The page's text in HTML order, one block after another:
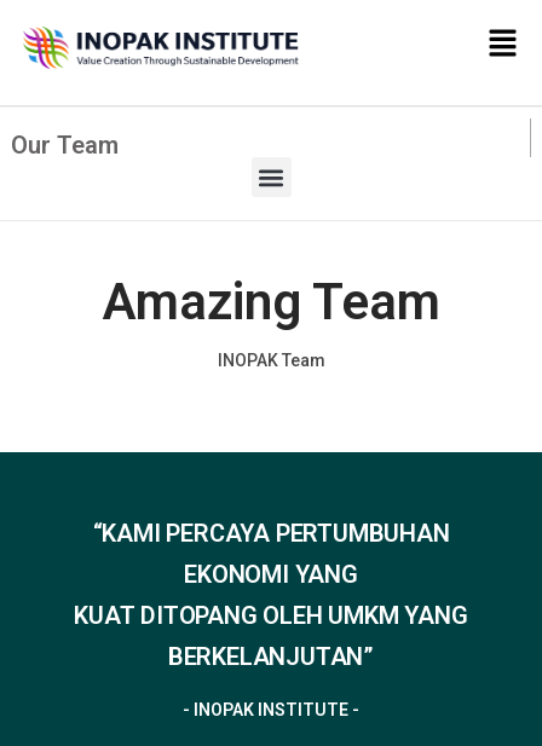
Our Team
Amazing Team
INOPAK Team
“KAMI PERCAYA PERTUMBUHAN
EKONOMI YANG
KUAT DITOPANG OLEH UMKM YANG
BERKELANJUTAN”
- INOPAK INSTITUTE -